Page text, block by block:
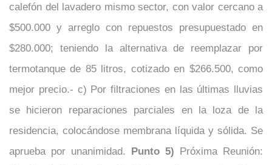
calefón del lavadero mismo sector, con valor cercano a
$500.000 y arreglo con repuestos presupuestado en
$280.000; teniendo la alternativa de reemplazar por
termotanque de 85 litros, cotizado en $266.500, como
mejor precio.- c) Por filtraciones en las últimas lluvias
se hicieron reparaciones parciales en la loza de la
residencia, colocándose membrana líquida y sólida. Se
aprueba por unanimidad. Punto 5) Próxima Reunión: